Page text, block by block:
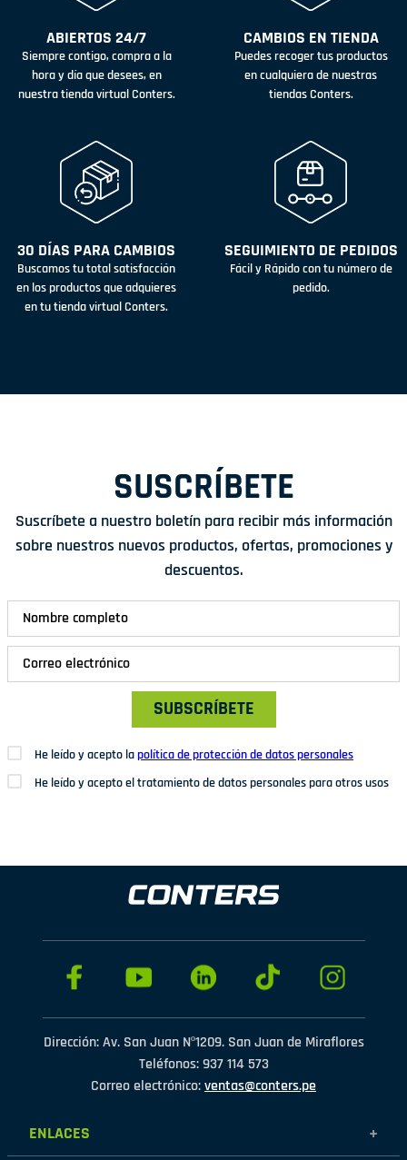
ABIERTOS 24/7
Siempre contigo, compra a la
hora y día que desees, en
nuestra tienda virtual Conters.
CAMBIOS EN TIENDA
Puedes recoger tus productos
en cualquiera de nuestras
tiendas Conters.
30 DÍAS PARA CAMBIOS
Buscamos tu total satisfacción
en los productos que adquieres
en tu tienda virtual Conters.
SEGUIMIENTO DE PEDIDOS
Fácil y Rápido con tu número de
pedido.
SUSCRÍBETE
Suscríbete a nuestro boletín para recibir más información
sobre nuestros nuevos productos, ofertas, promociones y
descuentos.
SUBSCRÍBETE
He leído y acepto lapolítica de protección de datos personales
He leído y acepto el tratamiento de datos personales para otros usos
Dirección: Av. San Juan Nº1209. San Juan de Miraflores
Teléfonos: 937 114 573
Correo electrónico:ventas@conters.pe
ENLACES +